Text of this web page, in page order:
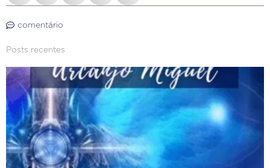
comentário
Posts recentes